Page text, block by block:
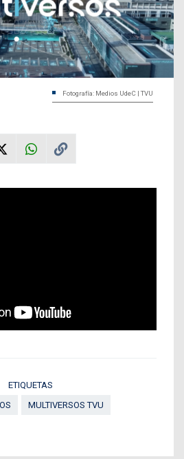
Fotografía: Medios UdeC | TVU
ETIQUETAS
MULTIVERSOS TVU